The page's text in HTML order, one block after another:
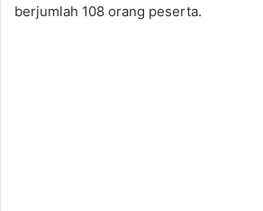
berjumlah 108 orang peserta.